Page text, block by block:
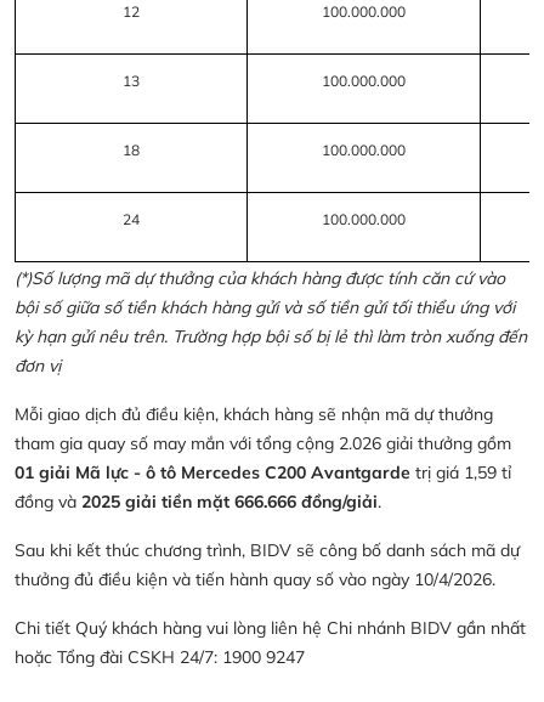
12 100.000.000
13 100.000.000
18 100.000.000
24 100.000.000
(*)Số lượng mã dự thưởng của khách hàng được tính căn cứ vào
bội số giữa số tiền khách hàng gửi và số tiền gửi tối thiểu ứng với
kỳ hạn gửi nêu trên. Trường hợp bội số bị lẻ thì làm tròn xuống đến
đơn vị
Mỗi giao dịch đủ điều kiện, khách hàng sẽ nhận mã dự thưởng
tham gia quay số may mắn với tổng cộng 2.026 giải thưởng gồm
01 giải Mã lực - ô tô Mercedes C200 Avantgarde trị giá 1,59 tỉ
đồng và 2025 giải tiền mặt 666.666 đồng/giải.
Sau khi kết thúc chương trình, BIDV sẽ công bố danh sách mã dự
thưởng đủ điều kiện và tiến hành quay số vào ngày 10/4/2026.
Chi tiết Quý khách hàng vui lòng liên hệ Chi nhánh BIDV gần nhất
hoặc Tổng đài CSKH 24/7: 1900 9247